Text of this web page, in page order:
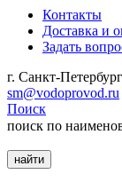
Контакты
Доставка и
Задать
г. Санкт-Петербург
sm@vodoprovod.ru
Поиск
поиск по